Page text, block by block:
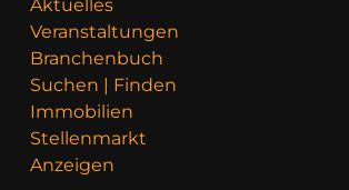
Aktuelles
Veranstaltungen
Branchenbuch
Suchen | Finden
Immobilien
Stellenmarkt
Anzeigen